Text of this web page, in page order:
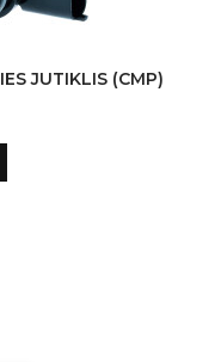
JUTIKLIS (CMP)